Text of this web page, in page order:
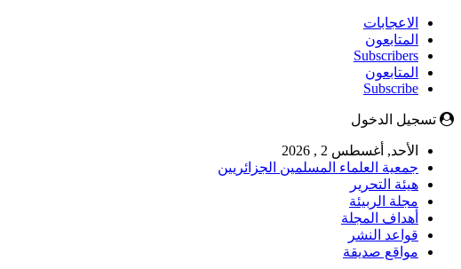
الاعجابات
المتابعون
Subscribers
المتابعون
Subscribe
تسجيل الدخول
الأحد, أغسطس 2 , 2026
جمعية العلماء المسلمين الجزائريين
هيئة التحرير
مجلة الربيئة
أهداف المجلة
قواعد النشر
مواقع صديقة